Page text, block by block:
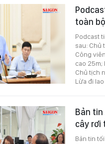
toàn
Podcast
sau: Chủ
Công
cao 25m;
Chủ tịch
Lừa đi
Bản
cây rơi
Bản tin